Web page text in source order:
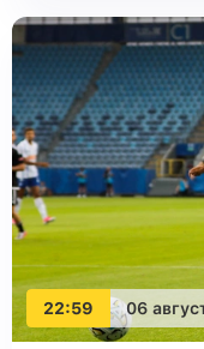
22:59 06